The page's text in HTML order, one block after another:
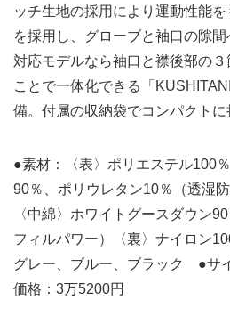
ッチ生地の採用により運動性能
を採用し、グローブと袖口の隙間
対応モデルなら袖口と襟後部の
ことで一体化できる「
備。付属の収納袋でコンパクトに
●素材：〈表〉ポリエステル100
90％、ポリウレタン10％（透湿
〈中綿〉ホワイトグースダウン
フィルパワー）〈裏〉ナイロン
グレー、ブルー、ブラック ●サ
価格：3万5200円